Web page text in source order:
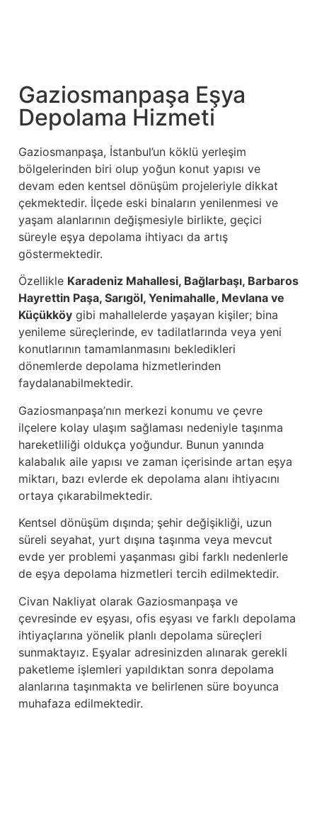
Gaziosmanpaşa Eşya
Depolama Hizmeti
Gaziosmanpaşa, İstanbul’un köklü yerleşim
bölgelerinden biri olup yoğun konut yapısı ve
devam eden kentsel dönüşüm projeleriyle dikkat
çekmektedir. İlçede eski binaların yenilenmesi ve
yaşam alanlarının değişmesiyle birlikte, geçici
süreyle eşya depolama ihtiyacı da artış
göstermektedir.
Özellikle Karadeniz Mahallesi, Bağlarbaşı, Barbaros
Hayrettin Paşa, Sarıgöl, Yenimahalle, Mevlana ve
Küçükköy gibi mahallelerde yaşayan kişiler; bina
yenileme süreçlerinde, ev tadilatlarında veya yeni
konutlarının tamamlanmasını bekledikleri
dönemlerde depolama hizmetlerinden
faydalanabilmektedir.
Gaziosmanpaşa’nın merkezi konumu ve çevre
ilçelere kolay ulaşım sağlaması nedeniyle taşınma
hareketliliği oldukça yoğundur. Bunun yanında
kalabalık aile yapısı ve zaman içerisinde artan eşya
miktarı, bazı evlerde ek depolama alanı ihtiyacını
ortaya çıkarabilmektedir.
Kentsel dönüşüm dışında; şehir değişikliği, uzun
süreli seyahat, yurt dışına taşınma veya mevcut
evde yer problemi yaşanması gibi farklı nedenlerle
de eşya depolama hizmetleri tercih edilmektedir.
Civan Nakliyat olarak Gaziosmanpaşa ve
çevresinde ev eşyası, ofis eşyası ve farklı depolama
ihtiyaçlarına yönelik planlı depolama süreçleri
sunmaktayız. Eşyalar adresinizden alınarak gerekli
paketleme işlemleri yapıldıktan sonra depolama
alanlarına taşınmakta ve belirlenen süre boyunca
muhafaza edilmektedir.